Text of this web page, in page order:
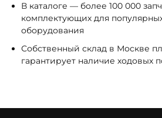
В каталоге — более 100 000
комплектующих для
оборудования
Собственный склад в Москве
гарантирует наличие ходовых